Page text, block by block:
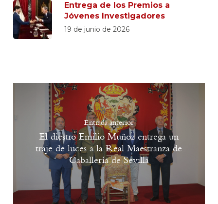
Entrega de los Premios a
Jóvenes Investigadores
19 de junio de 2026
Entrada anterior
El diestro Emilio Muñoz entrega un
traje de luces a la Real Maestranza de
Caballería de Sevilla